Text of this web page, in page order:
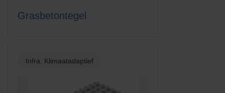
Grasbetontegel
Infra, Klimaatadaptief